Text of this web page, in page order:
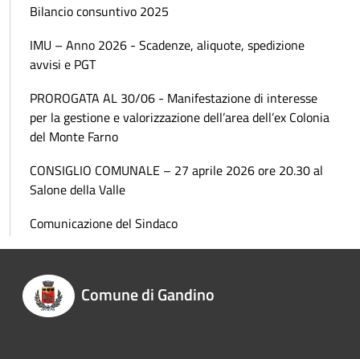
Bilancio consuntivo 2025
IMU – Anno 2026 - Scadenze, aliquote, spedizione
avvisi e PGT
PROROGATA AL 30/06 - Manifestazione di interesse
per la gestione e valorizzazione dell’area dell’ex Colonia
del Monte Farno
CONSIGLIO COMUNALE – 27 aprile 2026 ore 20.30 al
Salone della Valle
Comunicazione del Sindaco
Comune di Gandino